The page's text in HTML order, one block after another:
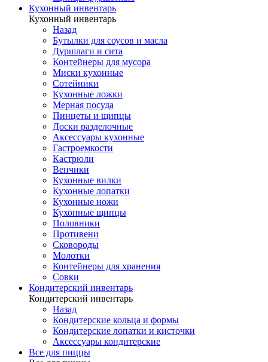
Кухонный инвентарь
Кухонный инвентарь
Назад
Бутылки для соусов и масла
Дуршлаги и сита
Контейнеры для мусора
Миски кухонные
Сотейники
Кухонные ложки
Мерная посуда
Пинцеты и щипцы
Доски разделочные
Аксессуары кухонные
Гастроемкости
Кастрюли
Венчики
Кухонные вилки
Кухонные лопатки
Кухонные ножи
Кухонные щипцы
Половники
Противени
Сковороды
Молотки
Контейнеры для хранения
Совки
Кондитерский инвентарь
Кондитерский инвентарь
Назад
Кондитерские кольца и формы
Кондитерские лопатки и кисточки
Аксессуары кондитерские
Все для пиццы